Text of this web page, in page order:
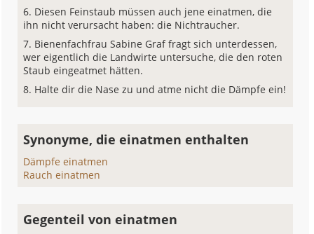
Diesen Feinstaub müssen auch jene einatmen, die
ihn nicht verursacht haben: die Nichtraucher.
Bienenfachfrau Sabine Graf fragt sich unterdessen,
wer eigentlich die Landwirte untersuche, die den roten
Staub eingeatmet hätten.
Halte dir die Nase zu und atme nicht die Dämpfe ein!
Synonyme, die einatmen enthalten
Dämpfe einatmen
Rauch einatmen
Gegenteil von einatmen